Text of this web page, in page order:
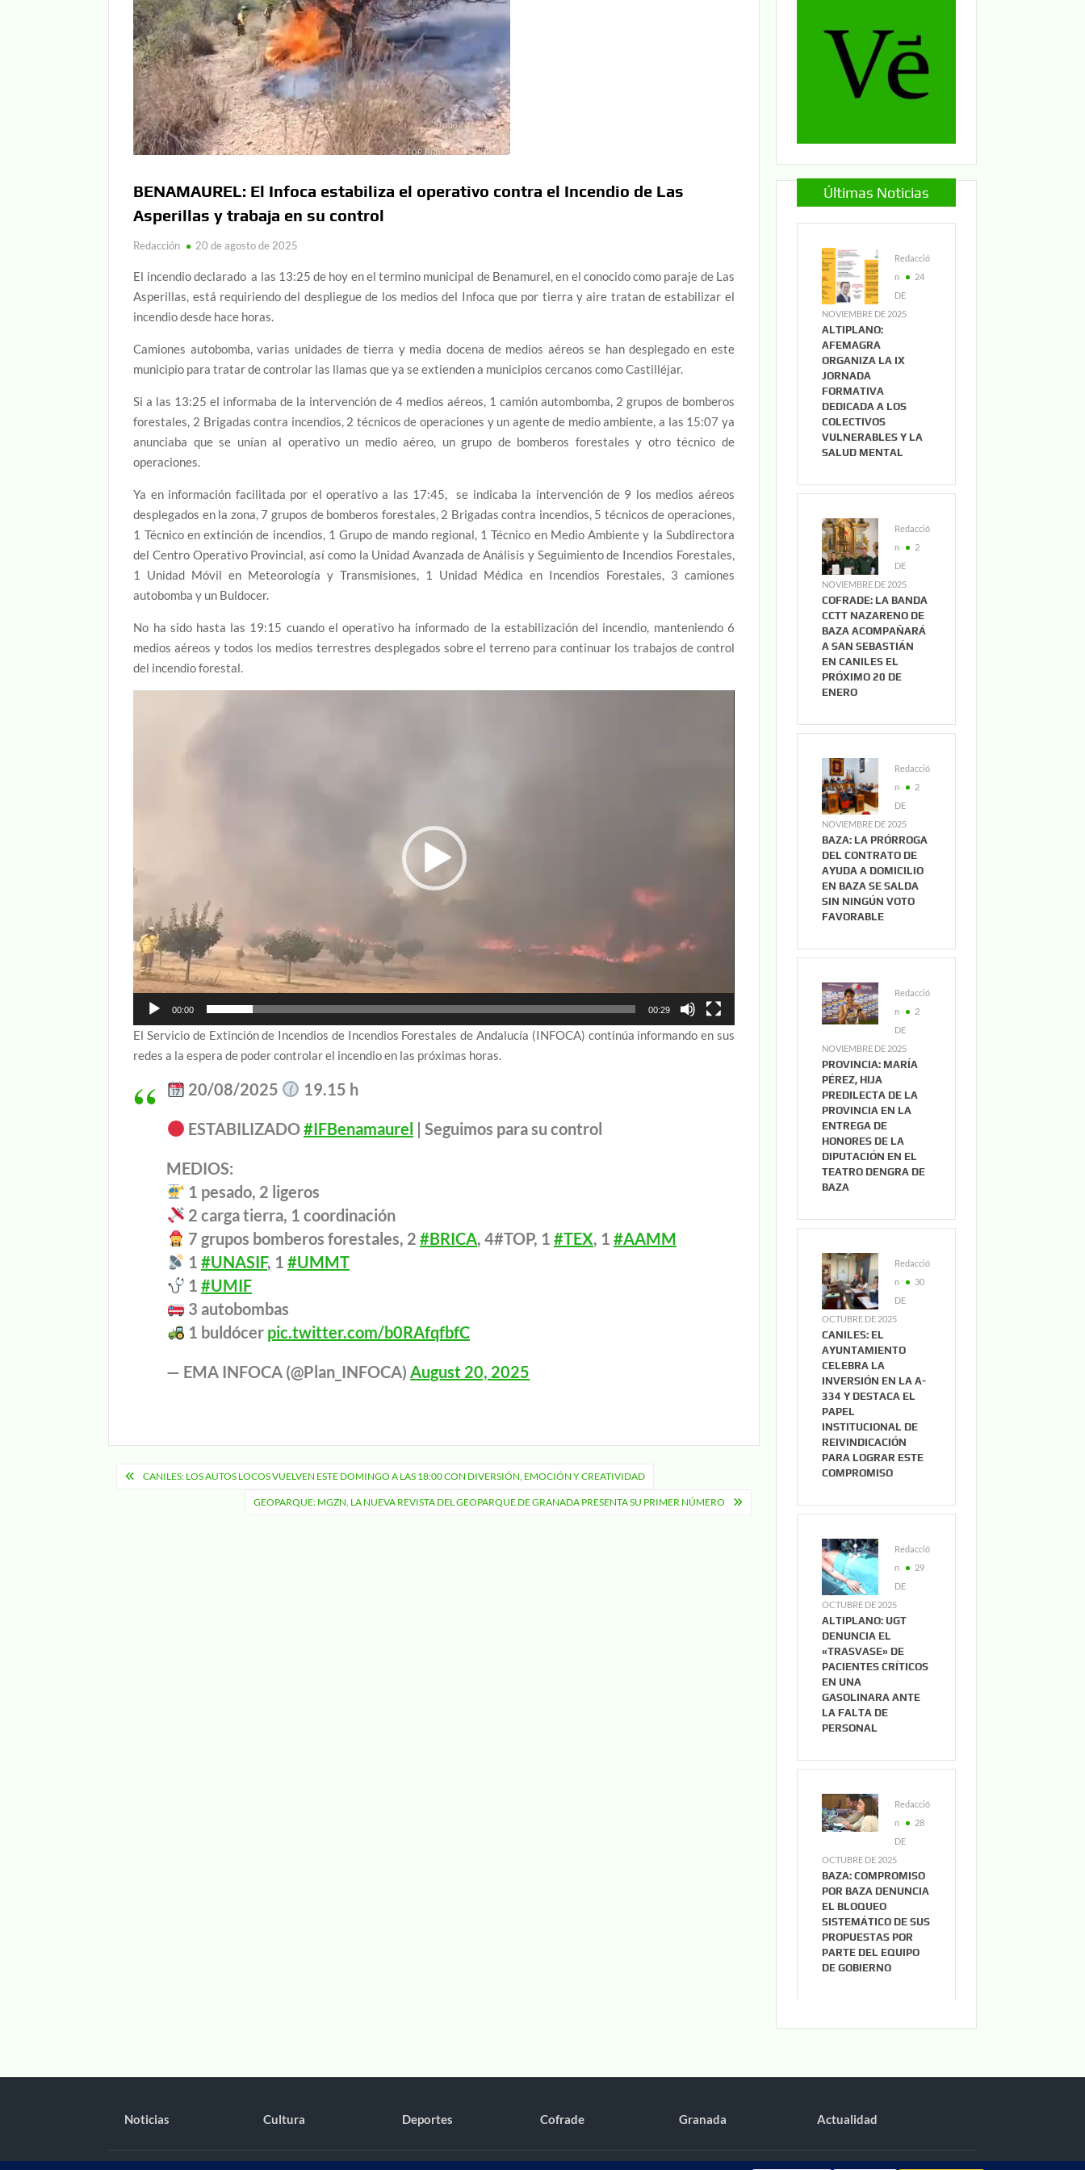
BENAMAUREL: El Infoca estabiliza el operativo contra el Incendio de Las
Asperillas y trabaja en su control
Redacción 20 de agosto de 2025
El incendio declarado a las 13:25 de hoy en el termino municipal de Benamurel, en el conocido como paraje de Las
Asperillas, está requiriendo del despliegue de los medios del Infoca que por tierra y aire tratan de estabilizar el
incendio desde hace horas.
Camiones autobomba, varias unidades de tierra y media docena de medios aéreos se han desplegado en este
municipio para tratar de controlar las llamas que ya se extienden a municipios cercanos como Castilléjar.
Si a las 13:25 el informaba de la intervención de 4 medios aéreos, 1 camión autombomba, 2 grupos de bomberos
forestales, 2 Brigadas contra incendios, 2 técnicos de operaciones y un agente de medio ambiente, a las 15:07 ya
anunciaba que se unían al operativo un medio aéreo, un grupo de bomberos forestales y otro técnico de
operaciones.
Ya en información facilitada por el operativo a las 17:45, se indicaba la intervención de 9 los medios aéreos
desplegados en la zona, 7 grupos de bomberos forestales, 2 Brigadas contra incendios, 5 técnicos de operaciones,
1 Técnico en extinción de incendios, 1 Grupo de mando regional, 1 Técnico en Medio Ambiente y la Subdirectora
del Centro Operativo Provincial, así como la Unidad Avanzada de Análisis y Seguimiento de Incendios Forestales,
1 Unidad Móvil en Meteorología y Transmisiones, 1 Unidad Médica en Incendios Forestales, 3 camiones
autobomba y un Buldocer.
No ha sido hasta las 19:15 cuando el operativo ha informado de la estabilización del incendio, manteniendo 6
medios aéreos y todos los medios terrestres desplegados sobre el terreno para continuar los trabajos de control
del incendio forestal.
00:00 00:29
El Servicio de Extinción de Incendios de Incendios Forestales de Andalucía (INFOCA) continúa informando en sus
redes a la espera de poder controlar el incendio en las próximas horas.
20/08/2025 19.15 h
ESTABILIZADO#IFBenamaurel | Seguimos para su control
MEDIOS:
1 pesado, 2 ligeros
2 carga tierra, 1 coordinación
7 grupos bomberos forestales, 2 #BRICA, 4#TOP, 1 #TEX, 1 #AAMM
1 #UNASIF, 1 #UMMT
1 #UMIF
3 autobombas
1 buldócer pic.twitter.com/b0RAfqfbfC
— EMA INFOCA (@Plan_INFOCA)August 20, 2025
Navegación
CANILES: LOS AUTOS LOCOS VUELVEN ESTE DOMINGO A LAS 18:00 CON DIVERSIÓN, EMOCIÓN Y CREATIVIDAD
GEOPARQUE: MGZN, LA NUEVA REVISTA DEL GEOPARQUE DE GRANADA PRESENTA SU PRIMER NÚMERO
Últimas Noticias
Redacció
n
24
DE
NOVIEMBRE DE 2025
ALTIPLANO:
AFEMAGRA
ORGANIZA LA IX
JORNADA
FORMATIVA
DEDICADA A LOS
COLECTIVOS
VULNERABLES Y LA
SALUD MENTAL
Redacció
n
2
DE
NOVIEMBRE DE 2025
COFRADE: LA BANDA
CCTT NAZARENO DE
BAZA ACOMPAÑARÁ
A SAN SEBASTIÁN
EN CANILES EL
PRÓXIMO 20 DE
ENERO
Redacció
n
2
DE
NOVIEMBRE DE 2025
BAZA: LA PRÓRROGA
DEL CONTRATO DE
AYUDA A DOMICILIO
EN BAZA SE SALDA
SIN NINGÚN VOTO
FAVORABLE
Redacció
n
2
DE
NOVIEMBRE DE 2025
PROVINCIA: MARÍA
PÉREZ, HIJA
PREDILECTA DE LA
PROVINCIA EN LA
ENTREGA DE
HONORES DE LA
DIPUTACIÓN EN EL
TEATRO DENGRA DE
BAZA
Redacció
n
30
DE
OCTUBRE DE 2025
CANILES: EL
AYUNTAMIENTO
CELEBRA LA
INVERSIÓN EN LA A-
334 Y DESTACA EL
PAPEL
INSTITUCIONAL DE
REIVINDICACIÓN
PARA LOGRAR ESTE
COMPROMISO
Redacció
n
29
DE
OCTUBRE DE 2025
ALTIPLANO: UGT
DENUNCIA EL
«TRASVASE» DE
PACIENTES CRÍTICOS
EN UNA
GASOLINARA ANTE
LA FALTA DE
PERSONAL
Redacció
n
28
DE
OCTUBRE DE 2025
BAZA: COMPROMISO
POR BAZA DENUNCIA
EL BLOQUEO
SISTEMÁTICO DE SUS
PROPUESTAS POR
PARTE DEL EQUIPO
DE GOBIERNO
Noticias Cultura Deportes Cofrade Granada Actualidad